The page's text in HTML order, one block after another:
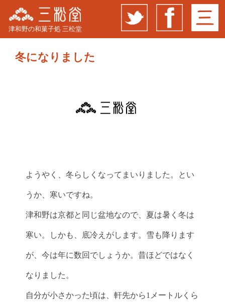
津和野の和菓子処 三松堂
冬になりました
ようやく、冬らしくなってまいりました。とい
うか、寒いですね。
津和野は京都と同じ盆地なので、夏は暑く冬は
寒い。しかも、底冷えがします。雪も降ります
が、今は年に数回でしょうか。昔ほどではなく
なりました。
自分が小さかった頃は、軒先から1メートルくら